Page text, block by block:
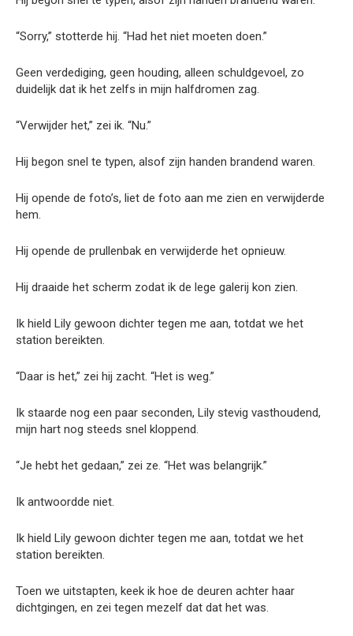
“Sorry,” stotterde hij. “Had het niet moeten doen.”
Geen verdediging, geen houding, alleen schuldgevoel, zo
duidelijk dat ik het zelfs in mijn halfdromen zag.
“Verwijder het,” zei ik. “Nu.”
Hij begon snel te typen, alsof zijn handen brandend waren.
Hij opende de foto’s, liet de foto aan me zien en verwijderde
hem.
Hij opende de prullenbak en verwijderde het opnieuw.
Hij draaide het scherm zodat ik de lege galerij kon zien.
Ik hield Lily gewoon dichter tegen me aan, totdat we het
station bereikten.
“Daar is het,” zei hij zacht. “Het is weg.”
Ik staarde nog een paar seconden, Lily stevig vasthoudend,
mijn hart nog steeds snel kloppend.
“Je hebt het gedaan,” zei ze. “Het was belangrijk.”
Ik antwoordde niet.
Ik hield Lily gewoon dichter tegen me aan, totdat we het
station bereikten.
Toen we uitstapten, keek ik hoe de deuren achter haar
dichtgingen, en zei tegen mezelf dat dat het was.